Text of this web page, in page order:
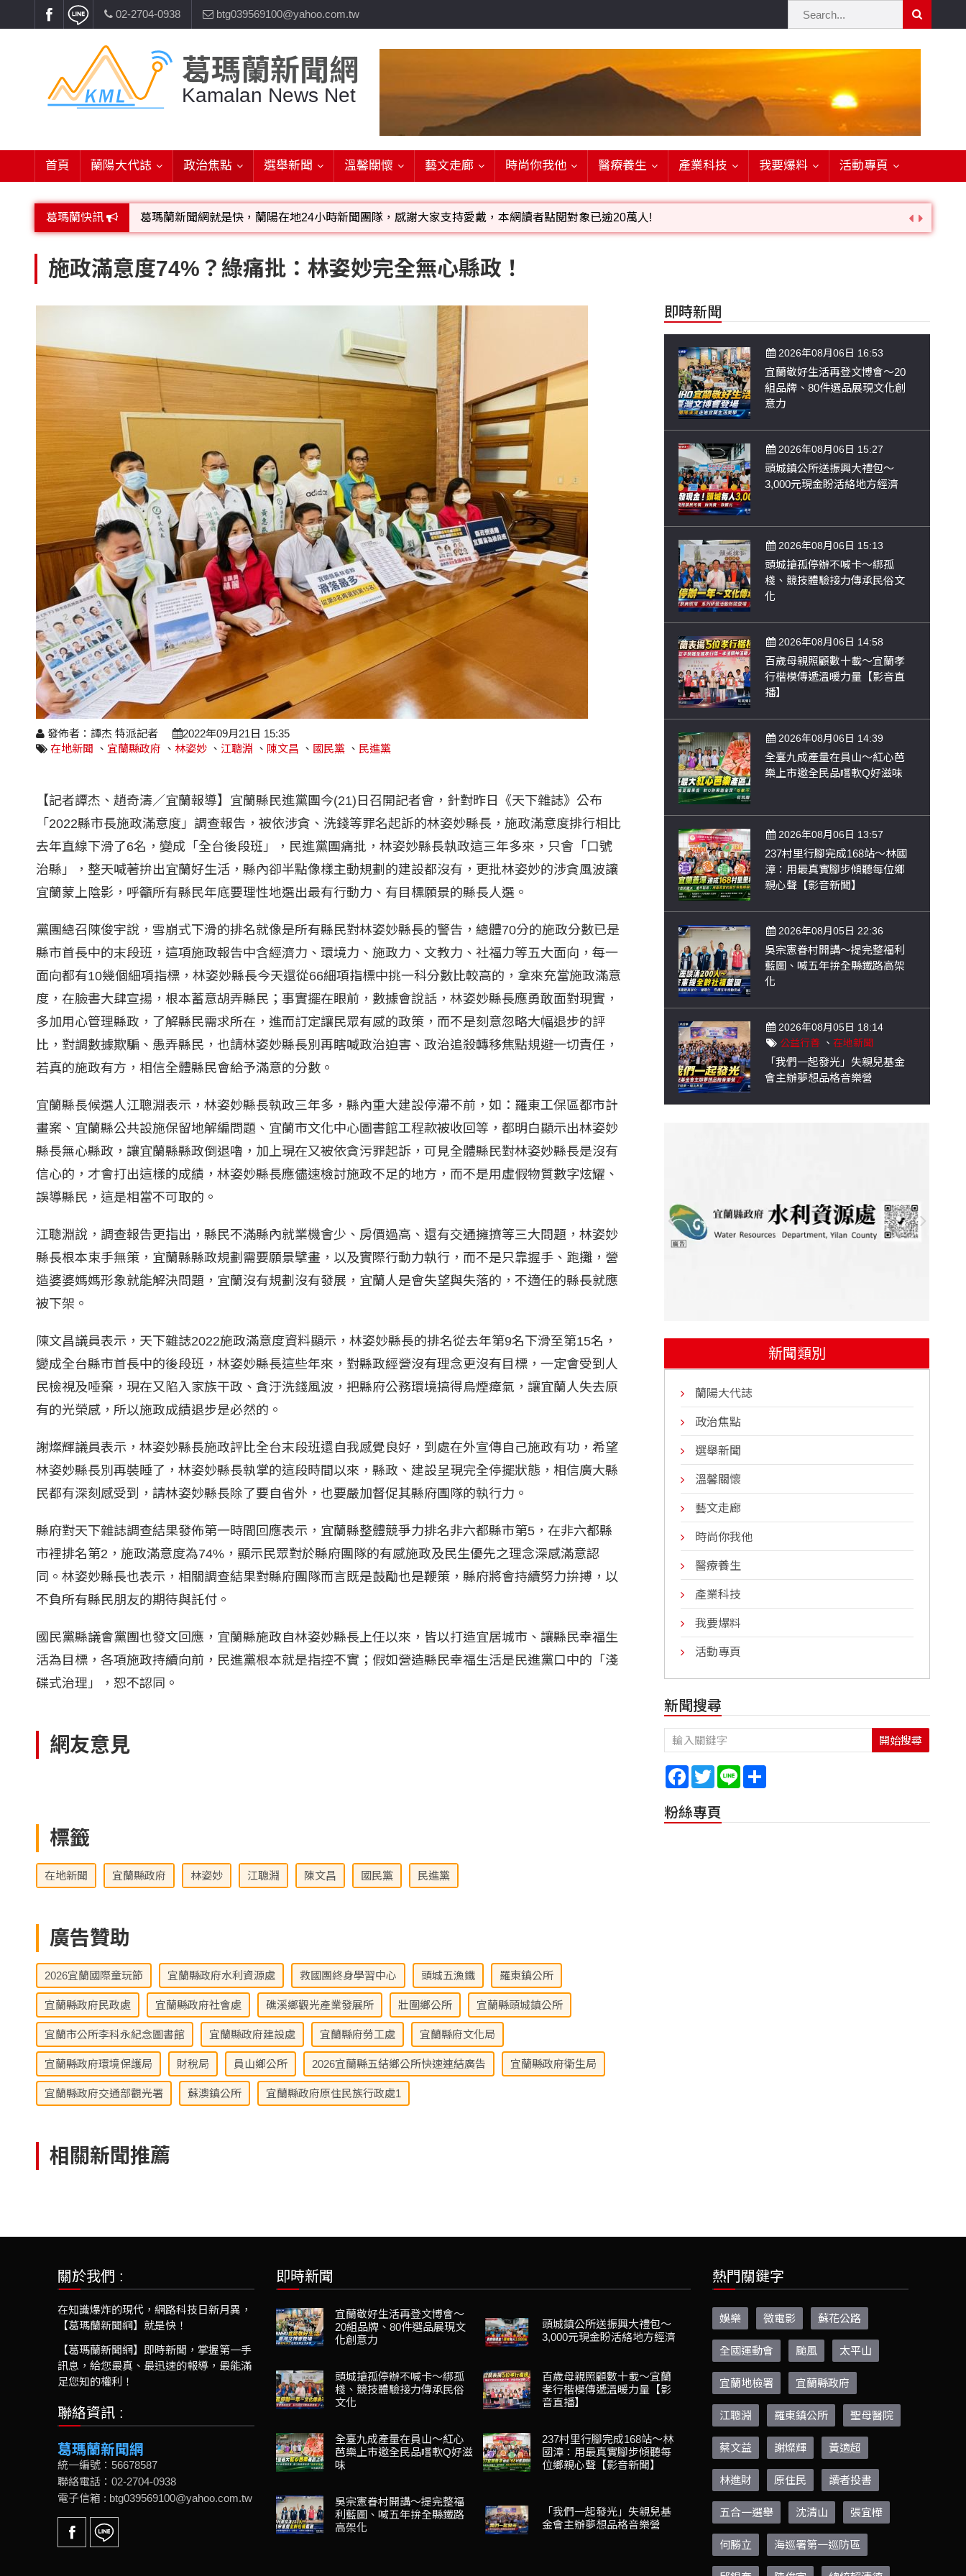
02-2704-0938 btg039569100@yahoo.com.tw
葛瑪蘭新聞網
Kamalan News Net
首頁 蘭陽大代誌 政治焦點 選舉新聞 溫馨關懷 藝文走廊 時尚你我他 醫療養生 產業科技 我要爆料 活動專頁
葛瑪蘭快訊 葛瑪蘭新聞網就是快，蘭陽在地24小時新聞團隊，感謝大家支持愛戴，本網讀者點閱對象已逾20萬人!
施政滿意度74%？綠痛批：林姿妙完全無心縣政！
發佈者：譚杰 特派記者
2022年09月21日 15:35
在地新聞
、 宜蘭縣政府 、 林姿妙 、 江聰淵 、 陳文昌 、 國民黨 、 民進黨
【記者譚杰、趙奇濤／宜蘭報導】宜蘭縣民進黨團今(21)日召開記者會，針對昨日《天下雜誌》公布
「2022縣市長施政滿意度」調查報告，被依涉貪、洗錢等罪名起訴的林姿妙縣長，施政滿意度排行相比
去年直線下滑了6名，變成「全台後段班」，民進黨團痛批，林姿妙縣長執政這三年多來，只會「口號
治縣」，整天喊著拚出宜蘭好生活，縣內卻半點像樣主動規劃的建設都沒有，更批林姿妙的涉貪風波讓
宜蘭蒙上陰影，呼籲所有縣民年底要理性地選出最有行動力、有目標願景的縣長人選。
黨團總召陳俊宇說，雪崩式下滑的排名就像是所有縣民對林姿妙縣長的警告，總體70分的施政分數已是
縣市首長中的末段班，這項施政報告中含經濟力、環境力、施政力、文教力、社福力等五大面向，每一
面向都有10幾個細項指標，林姿妙縣長今天還從66細項指標中挑一科分數比較高的，拿來充當施政滿意
度，在臉書大肆宣揚，根本蓄意胡弄縣民；事實擺在眼前，數據會說話，林姿妙縣長應勇敢面對現實，
多加用心管理縣政，了解縣民需求所在，進而訂定讓民眾有感的政策，而不是刻意忽略大幅退步的評
比，對調數據欺騙、愚弄縣民，也請林姿妙縣長別再瞎喊政治迫害、政治追殺轉移焦點規避一切責任，
若真的施政有方，相信全體縣民會給予滿意的分數。
宜蘭縣長候選人江聰淵表示，林姿妙縣長執政三年多，縣內重大建設停滯不前，如：羅東工保區都市計
畫案、宜蘭縣公共設施保留地解編問題、宜蘭市文化中心圖書館工程款被收回等，都明白顯示出林姿妙
縣長無心縣政，讓宜蘭縣縣政倒退嚕，加上現在又被依貪污罪起訴，可見全體縣民對林姿妙縣長是沒有
信心的，才會打出這樣的成績，林姿妙縣長應儘速檢討施政不足的地方，而不是用虛假物質數字炫耀、
誤導縣民，這是相當不可取的。
江聰淵說，調查報告更指出，縣民不滿縣內就業機會少、房價過高、還有交通擁擠等三大問題，林姿妙
縣長根本束手無策，宜蘭縣縣政規劃需要願景擘畫，以及實際行動力執行，而不是只靠握手、跑攤，營
造婆婆媽媽形象就能解決問題，宜蘭沒有規劃沒有發展，宜蘭人是會失望與失落的，不適任的縣長就應
被下架。
陳文昌議員表示，天下雜誌2022施政滿意度資料顯示，林姿妙縣長的排名從去年第9名下滑至第15名，
變成全台縣市首長中的後段班，林姿妙縣長這些年來，對縣政經營沒有理念更沒有目標，一定會受到人
民檢視及唾棄，現在又陷入家族干政、貪汙洗錢風波，把縣府公務環境搞得烏煙瘴氣，讓宜蘭人失去原
有的光榮感，所以施政成績退步是必然的。
謝燦輝議員表示，林姿妙縣長施政評比全台末段班還自我感覺良好，到處在外宣傳自己施政有功，希望
林姿妙縣長別再裝睡了，林姿妙縣長執掌的這段時間以來，縣政、建設呈現完全停擺狀態，相信廣大縣
民都有深刻感受到，請林姿妙縣長除了要自省外，也要嚴加督促其縣府團隊的執行力。
縣府對天下雜誌調查結果發佈第一時間回應表示，宜蘭縣整體競爭力排名非六都縣市第5，在非六都縣
市裡排名第2，施政滿意度為74%，顯示民眾對於縣府團隊的有感施政及民生優先之理念深感滿意認
同。林姿妙縣長也表示，相關調查結果對縣府團隊而言既是鼓勵也是鞭策，縣府將會持續努力拚搏，以
不負所有縣民朋友的期待與託付。
國民黨縣議會黨團也發文回應，宜蘭縣施政自林姿妙縣長上任以來，皆以打造宜居城市、讓縣民幸福生
活為目標，各項施政持續向前，民進黨根本就是指控不實；假如營造縣民幸福生活是民進黨口中的「淺
碟式治理」，恕不認同。
網友意見
標籤
在地新聞 宜蘭縣政府 林姿妙 江聰淵 陳文昌 國民黨 民進黨
廣告贊助
2026宜蘭國際童玩節 宜蘭縣政府水利資源處 救國團終身學習中心 頭城五漁鐵 羅東鎮公所
宜蘭縣政府民政處 宜蘭縣政府社會處 礁溪鄉觀光產業發展所 壯圍鄉公所 宜蘭縣頭城鎮公所
宜蘭市公所李科永紀念圖書館 宜蘭縣政府建設處 宜蘭縣府勞工處 宜蘭縣府文化局
宜蘭縣政府環境保護局 財稅局 員山鄉公所 2026宜蘭縣五結鄉公所快速連結廣告 宜蘭縣政府衛生局
宜蘭縣政府交通部觀光署 蘇澳鎮公所 宜蘭縣政府原住民族行政處1
相關新聞推薦
即時新聞
2026年08月06日 16:53
宜蘭敬好生活再登文博會～20
組品牌、80件選品展現文化創
意力
2026年08月06日 15:27
頭城鎮公所送振興大禮包～
3,000元現金盼活絡地方經濟
2026年08月06日 15:13
頭城搶孤停辦不喊卡～綁孤
棧、競技體驗接力傳承民俗文
化
2026年08月06日 14:58
百歲母親照顧數十載～宜蘭孝
行楷模傳遞溫暖力量【影音直
播】
2026年08月06日 14:39
全臺九成產量在員山～紅心芭
樂上市邀全民品嚐軟Q好滋味
2026年08月06日 13:57
237村里行腳完成168站～林國
漳：用最真實腳步傾聽每位鄉
親心聲【影音新聞】
2026年08月05日 22:36
吳宗憲眷村開講～提完整福利
藍圖、喊五年拚全縣鐵路高架
化
2026年08月05日 18:14
公益行善 、在地新聞
「我們一起發光」失親兒基金
會主辦夢想品格音樂營
新聞類別
蘭陽大代誌
政治焦點
選舉新聞
溫馨關懷
藝文走廊
時尚你我他
醫療養生
產業科技
我要爆料
活動專頁
新聞搜尋
開始搜尋
Facebook
TwitterLine
粉絲專頁
關於我們 :
在知識爆炸的現代，網路科技日新月異，
【葛瑪蘭新聞網】就是快！
【葛瑪蘭新聞網】即時新聞，掌握第一手
訊息，給您最真、最迅速的報導，最能滿
足您知的權利！
聯絡資訊 :
葛瑪蘭新聞網
統一編號：56678587
聯絡電話：02-2704-0938
電子信箱 : btg039569100@yahoo.com.tw
即時新聞
宜蘭敬好生活再登文博會～
20組品牌、80件選品展現文
化創意力
頭城鎮公所送振興大禮包～
3,000元現金盼活絡地方經濟
頭城搶孤停辦不喊卡～綁孤
棧、競技體驗接力傳承民俗
文化
百歲母親照顧數十載～宜蘭
孝行楷模傳遞溫暖力量【影
音直播】
全臺九成產量在員山～紅心
芭樂上市邀全民品嚐軟Q好滋
味
237村里行腳完成168站～林
國漳：用最真實腳步傾聽每
位鄉親心聲【影音新聞】
吳宗憲眷村開講～提完整福
利藍圖、喊五年拚全縣鐵路
高架化
「我們一起發光」失親兒基
金會主辦夢想品格音樂營
熱門關鍵字
娛樂 微電影 蘇花公路
全國運動會 颱風 太平山
宜蘭地檢署 宜蘭縣政府
江聰淵 羅東鎮公所 聖母醫院
蔡文益 謝燦輝 黃適超
林進財 原住民 讀者投書
五合一選舉 沈清山 張宜樺
何勝立 海巡署第一巡防區